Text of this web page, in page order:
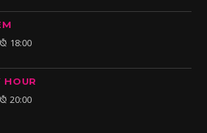
18:00
HOUR
20:00